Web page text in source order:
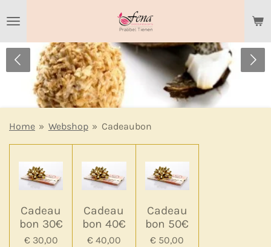
naar
de
hoofdinhoud
Home » Webshop » Cadeaubon
Cadeau
bon 30€
€ 30,00
Cadeau
bon 40€
€ 40,00
Cadeau
bon 50€
€ 50,00